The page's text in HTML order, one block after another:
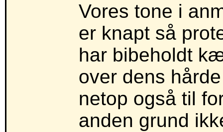
Vores tone i
er knapt så
har bibeholdt
over dens
netop også til
anden grund